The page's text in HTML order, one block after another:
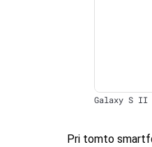
Galaxy S II
Pri tomto